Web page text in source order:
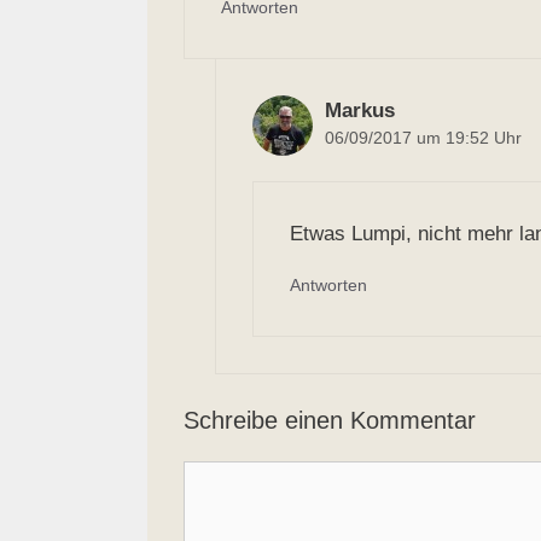
Antworten
Markus
06/09/2017 um 19:52 Uhr
Etwas Lumpi, nicht mehr
Antworten
Schreibe einen Kommentar